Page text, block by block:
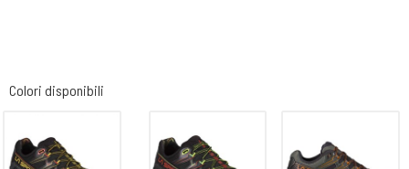
Colori disponibili